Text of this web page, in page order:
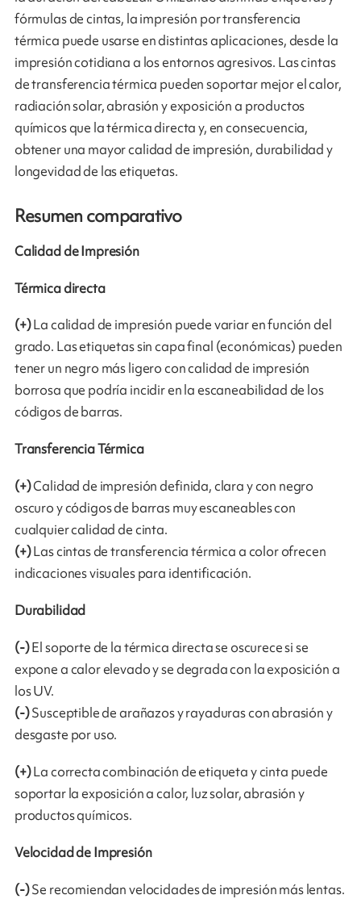
fórmulas de cintas, la impresión por transferencia
térmica puede usarse en distintas aplicaciones, desde la
impresión cotidiana a los entornos agresivos. Las cintas
de transferencia térmica pueden soportar mejor el calor,
radiación solar, abrasión y exposición a productos
químicos que la térmica directa y, en consecuencia,
obtener una mayor calidad de impresión, durabilidad y
longevidad de las etiquetas.
Resumen comparativo
Calidad de Impresión
Térmica directa
(+)La calidad de impresión puede variar en función del
grado. Las etiquetas sin capa final (económicas) pueden
tener un negro más ligero con calidad de impresión
borrosa que podría incidir en la escaneabilidad de los
códigos de barras.
Transferencia Térmica
(+)Calidad de impresión definida, clara y con negro
oscuro y códigos de barras muy escaneables con
cualquier calidad de cinta.
(+)Las cintas de transferencia térmica a color ofrecen
indicaciones visuales para identificación.
Durabilidad
(-)El soporte de la térmica directa se oscurece si se
expone a calor elevado y se degrada con la exposición a
los UV.
(-)Susceptible de arañazos y rayaduras con abrasión y
desgaste por uso.
(+)La correcta combinación de etiqueta y cinta puede
soportar la exposición a calor, luz solar, abrasión y
productos químicos.
Velocidad de Impresión
(-)Se recomiendan velocidades de impresión más lentas.